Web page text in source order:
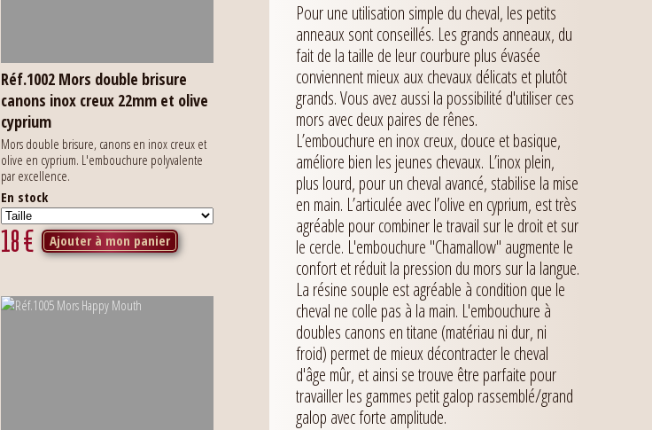
Réf.1002 Mors double brisure
canons inox creux 22mm et olive
cyprium
Mors double brisure, canons en inox creux et
olive en cyprium. L'embouchure polyvalente
par excellence.
En stock
18€ Ajouter à mon panier
Pour une utilisation simple du cheval, les petits
anneaux sont conseillés. Les grands anneaux, du
fait de la taille de leur courbure plus évasée
conviennent mieux aux chevaux délicats et plutôt
grands. Vous avez aussi la possibilité d'utiliser ces
mors avec deux paires de rênes.
L’embouchure en inox creux, douce et basique,
améliore bien les jeunes chevaux. L’inox plein,
plus lourd, pour un cheval avancé, stabilise la mise
en main. L’articulée avec l’olive en cyprium, est très
agréable pour combiner le travail sur le droit et sur
le cercle. L'embouchure "Chamallow" augmente le
confort et réduit la pression du mors sur la langue.
La résine souple est agréable à condition que le
cheval ne colle pas à la main. L'embouchure à
doubles canons en titane (matériau ni dur, ni
froid) permet de mieux décontracter le cheval
d'âge mûr, et ainsi se trouve être parfaite pour
travailler les gammes petit galop rassemblé/grand
galop avec forte amplitude.